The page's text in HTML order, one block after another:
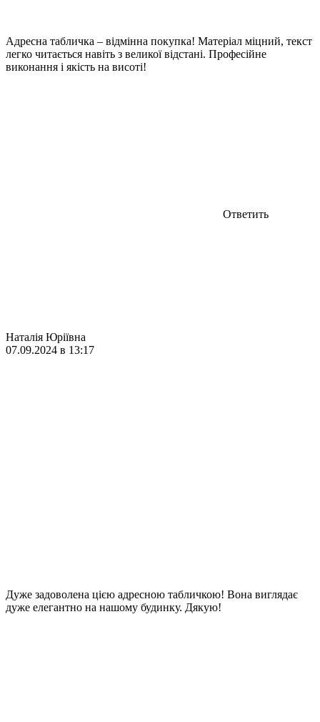
Адресна табличка – відмінна покупка! Матеріал міцний, текст
легко читається навіть з великої відстані. Професійне
виконання і якість на висоті!
Ответить
Наталія Юріївна
07.09.2024 в 13:17
Дуже задоволена цією адресною табличкою! Вона виглядає
дуже елегантно на нашому будинку. Дякую!